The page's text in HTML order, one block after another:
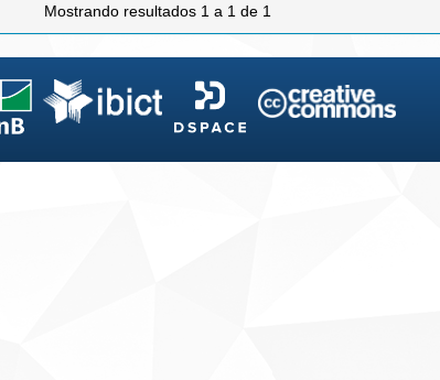
Mostrando resultados 1 a 1 de 1